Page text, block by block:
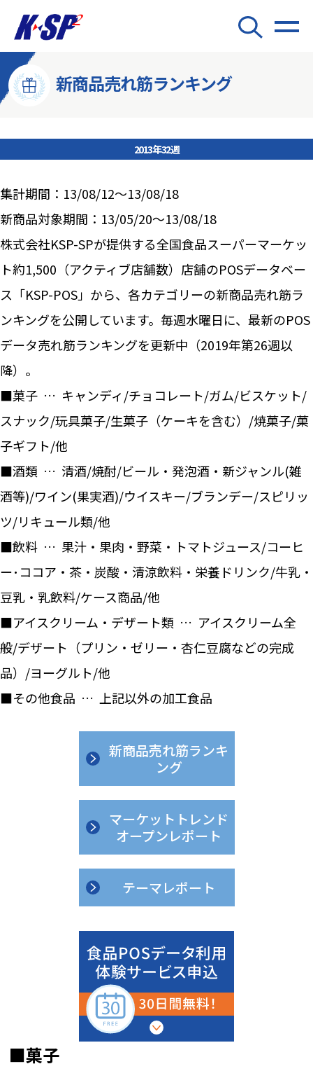
新商品売れ筋ランキング
2013年32週
集計期間：13/08/12～13/08/18
新商品対象期間：13/05/20～13/08/18
株式会社KSP-SPが提供する全国食品スーパーマーケッ
ト約1,500（アクティブ店舗数）店舗のPOSデータベー
ス「KSP-POS」から、各カテゴリーの新商品売れ筋ラ
ンキングを公開しています。毎週水曜日に、最新のPOS
データ売れ筋ランキングを更新中（2019年第26週以
降）。
■菓子 … キャンディ/チョコレート/ガム/ビスケット/
スナック/玩具菓子/生菓子（ケーキを含む）/焼菓子/菓
子ギフト/他
■酒類 … 清酒/焼酎/ビール・発泡酒・新ジャンル(雑
酒等)/ワイン(果実酒)/ウイスキー/ブランデー/スピリッ
ツ/リキュール類/他
■飲料 … 果汁・果肉・野菜・トマトジュース/コーヒ
ー･ココア・茶・炭酸・清涼飲料・栄養ドリンク/牛乳・
豆乳・乳飲料/ケース商品/他
■アイスクリーム・デザート類 … アイスクリーム全
般/デザート（プリン・ゼリー・杏仁豆腐などの完成
品）/ヨーグルト/他
■その他食品 … 上記以外の加工食品
新商品売れ筋ランキ
ング
マーケットトレンド
オープンレポート
テーマレポート
■菓子